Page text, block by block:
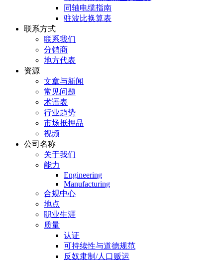
同轴电缆指南
驻波比换算表
联系方式
联系我们
分销商
地方代表
资源
文章与新闻
常见问题
术语表
行业趋势
市场抵押品
视频
公司名称
关于我们
能力
Engineering
Manufacturing
合规中心
地点
职业生涯
质量
认证
可持续性与道德规范
反奴隶制/人口贩运